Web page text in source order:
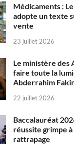
Médicaments :
adopte un texte
vente
23 juillet 2026
Le ministère des
faire toute la
Abderrahim
22 juillet 2026
Baccalauréat
réussite grimpe
rattrapage